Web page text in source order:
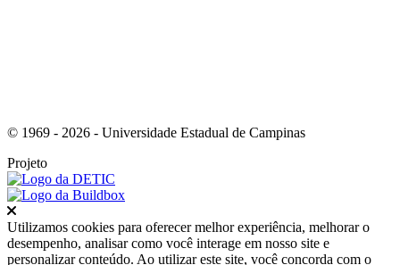
© 1969 - 2026 - Universidade Estadual de Campinas
Projeto
Fechar
Utilizamos cookies para oferecer melhor experiência, melhorar o
desempenho, analisar como você interage em nosso site e
personalizar conteúdo. Ao utilizar este site, você concorda com o